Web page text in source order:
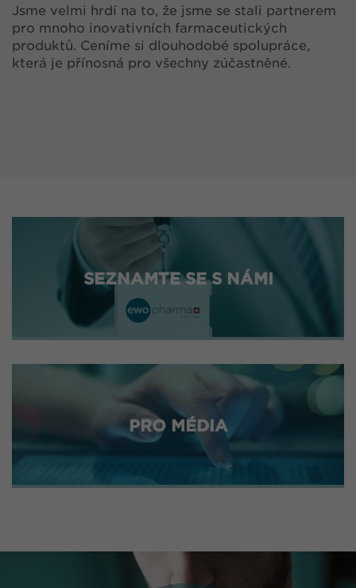
Jsme velmi hrdí na to, že jsme se stali partnerem
pro mnoho inovativních farmaceutických
produktů. Ceníme si dlouhodobé spolupráce,
která je přínosná pro všechny zúčastněné.
SEZNAMTE SE S NÁMI
PRO MÉDIA